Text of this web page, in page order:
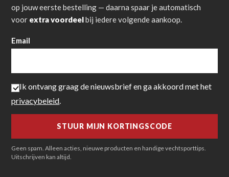
op jouw eerste bestelling — daarna spaar je automatisch
voor extra voordeelbij iedere volgende aankoop.
Email
Ik ontvang graag de nieuwsbrief en ga akkoord met het
privacybeleid
Geen spam. Alleen acties, nieuwe producten en handige vechtsporttips.
Uitschrijven kan altijd.